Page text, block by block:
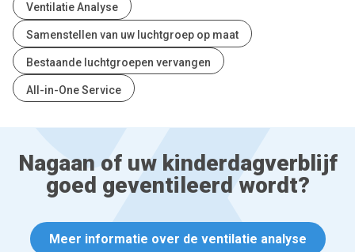
Ventilatie Analyse
Samenstellen van uw luchtgroep op maat
Bestaande luchtgroepen vervangen
All-in-One Service
Nagaan of uw kinderdagverblijf
goed geventileerd wordt?
Meer informatie over de ventilatie analyse